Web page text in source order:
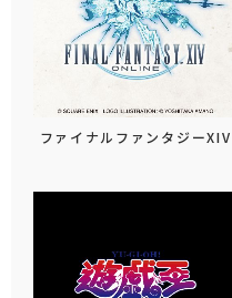
ファイナルファンタジーXIV